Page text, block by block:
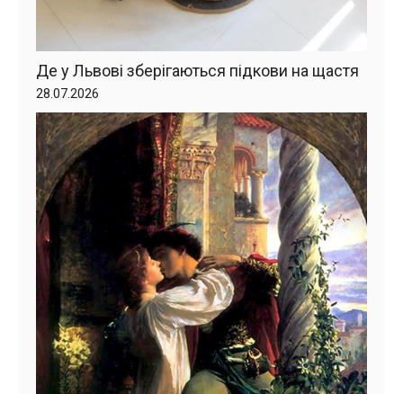
Де у Львові зберігаються підкови на щастя
28.07.2026